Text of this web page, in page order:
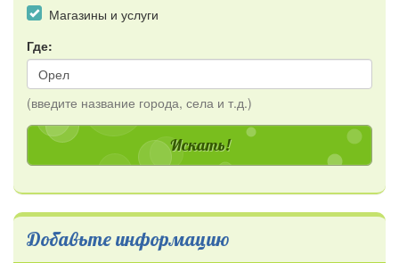
Магазины и услуги
Где:
(введите название города, села и т.д.)
Добавьте информацию